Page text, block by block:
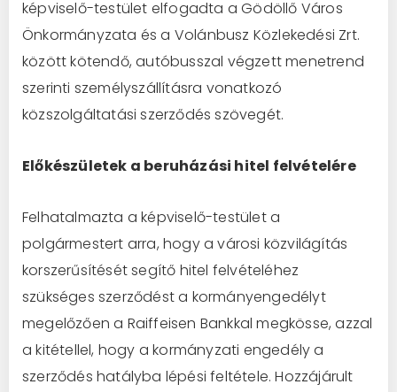
képviselő-testület elfogadta a Gödöllő Város
Önkormányzata és a Volánbusz Közlekedési Zrt.
között kötendő, autóbusszal végzett menetrend
szerinti személyszállításra vonatkozó
közszolgáltatási szerződés szövegét.
Előkészületek a beruházási hitel felvételére
Felhatalmazta a képviselő-testület a
polgármestert arra, hogy a városi közvilágítás
korszerűsítését segítő hitel felvételéhez
szükséges szerződést a kormányengedélyt
megelőzően a Raiffeisen Bankkal megkösse, azzal
a kitétellel, hogy a kormányzati engedély a
szerződés hatályba lépési feltétele. Hozzájárult